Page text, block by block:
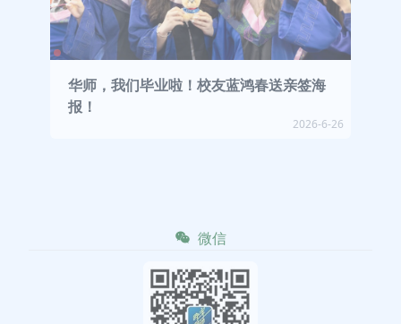
华师，我们毕业啦！校友蓝鸿春送亲签海
报！
2026-6-26
微信